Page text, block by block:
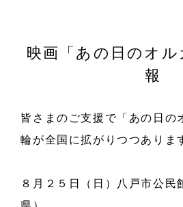
映画「あの日のオル
報
皆さまのご支援で「あの日の
輪が全国に拡がりつつありま
８月２５日（日）八戸市公民